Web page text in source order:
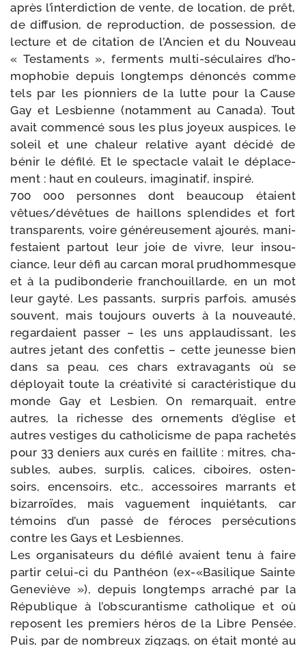
après l’in­ter­dic­tion de vente, de loca­tion, de prêt,
de dif­fu­sion, de repro­duc­tion, de pos­ses­sion, de
lec­ture et de cita­tion de l’Ancien et du Nouveau
« Testaments », fer­ments multi-​séculaires d’ho­
mo­pho­bie depuis long­temps dénon­cés comme
tels par les pion­niers de la lutte pour la Cause
Gay et Lesbienne (notam­ment au Canada). Tout
avait com­men­cé sous les plus joyeux aus­pices, le
soleil et une cha­leur rela­tive ayant déci­dé de
bénir le défi­lé. Et le spec­tacle valait le dépla­ce­
ment : haut en cou­leurs, ima­gi­na­tif, inspiré.
700 000 per­sonnes dont beau­coup étaient
vêtues/​dévêtues de haillons splen­dides et fort
trans­pa­rents, voire géné­reu­se­ment ajou­rés, mani­
fes­taient par­tout leur joie de vivre, leur insou­
ciance, leur défi au car­can moral prud­hom­mesque
et à la pudi­bon­de­rie fran­chouillarde, en un mot
leur gay­té. Les pas­sants, sur­pris par­fois, amu­sés
sou­vent, mais tou­jours ouverts à la nou­veau­té,
regar­daient pas­ser – les uns applau­dis­sant, les
autres jetant des confet­tis – cette jeu­nesse bien
dans sa peau, ces chars extra­va­gants où se
déployait toute la créa­ti­vi­té si carac­té­ris­tique du
monde Gay et Lesbien. On remar­quait, entre
autres, la richesse des orne­ments d’é­glise et
autres ves­tiges du catho­li­cisme de papa rache­tés
pour 33 deniers aux curés en faillite : mitres, cha­
subles, aubes, sur­plis, calices, ciboires, osten­
soirs, encen­soirs, etc., acces­soires mar­rants et
bizar­roïdes, mais vague­ment inquié­tants, car
témoins d’un pas­sé de féroces per­sé­cu­tions
contre les Gays et Lesbiennes.
Les orga­ni­sa­teurs du défi­lé avaient tenu à faire
par­tir celui-​ci du Panthéon (ex-«Basilique Sainte
Geneviève »), depuis long­temps arra­ché par la
République à l’obs­cu­ran­tisme catho­lique et où
reposent les pre­miers héros de la Libre Pensée.
Puis, par de nom­breux zig­zags, on était mon­té au